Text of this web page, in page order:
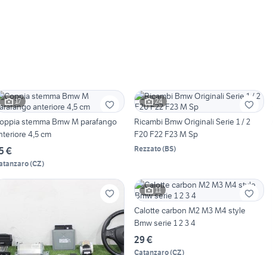
17
stemma Bmw M parafango
4,5 cm
€
(CZ)
24
Ricambi Bmw Originali Serie 1 / 2
F20 F22 F23 M Sp
Rezzato(BS)
11
Calotte carbon M2 M3 M4 style
Bmw serie 1 2 3 4
29 €
Catanzaro(CZ)